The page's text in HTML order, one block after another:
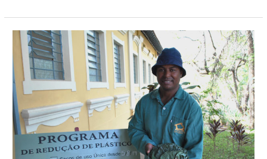
Armazém
das
Oficinas
inicia
troca
de
plástico
por